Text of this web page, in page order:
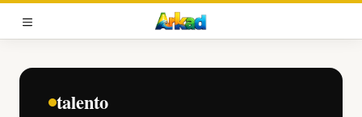
Pular
para
conteúdo
MENU
talento